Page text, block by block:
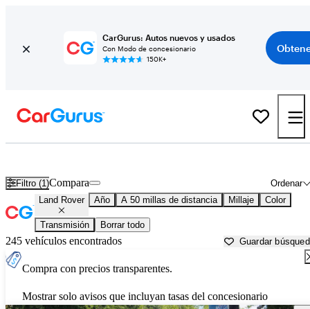
CarGurus: Autos nuevos y usados
Con Modo de concesionario
150K+
Filtro (1) Ordenar
Compara
Land Rover Año A 50 millas de distancia Millaje Color
Transmisión Borrar todo
245 vehículos encontrados Guardar
Compra con precios transparentes.
Mostrar solo avisos que incluyan tasas del concesionario